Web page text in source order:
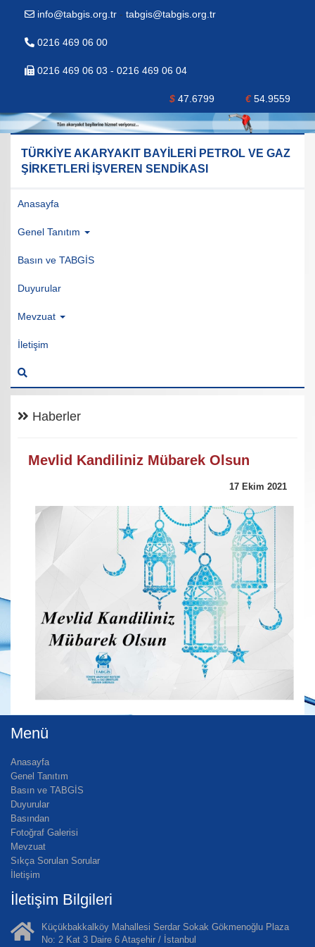
info@tabgis.org.tr - tabgis@tabgis.org.tr
0216 469 06 00
0216 469 06 03 - 0216 469 06 04
$ 47.6799 €54.9559
TÜRKİYE AKARYAKIT BAYİLERİ PETROL VE GAZ
ŞİRKETLERİ İŞVEREN SENDİKASI
Anasayfa
Genel Tanıtım
Basın ve TABGİS
Duyurular
Mevzuat
İletişim
Haberler
Mevlid Kandiliniz Mübarek Olsun
17 Ekim 2021
Menü
Anasayfa
Genel Tanıtım
Basın ve TABGİS
Duyurular
Basından
Fotoğraf Galerisi
Mevzuat
Sıkça Sorulan Sorular
İletişim
İletişim Bilgileri
Küçükbakkalköy Mahallesi Serdar Sokak Gökmenoğlu Plaza
No: 2 Kat 3 Daire 6 Ataşehir / İstanbul